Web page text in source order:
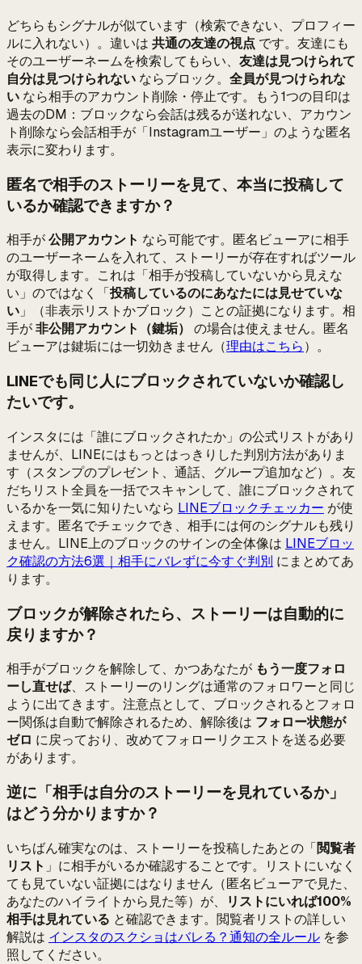
どちらもシグナルが似ています（検索できない、プロフィー
ルに入れない）。違いは 共通の友達の視点 です。友達にも
そのユーザーネームを検索してもらい、 友達は見つけられて
自分は見つけられない ならブロック。 全員が見つけられな
い なら相手のアカウント削除・停止です。もう1つの目印は
過去のDM：ブロックなら会話は残るが送れない、アカウン
ト削除なら会話相手が「Instagramユーザー」のような匿名
表示に変わります。
匿名で相手のストーリーを見て、本当に投稿して
いるか確認できますか？
相手が公開アカウント なら可能です。匿名ビューアに相手
のユーザーネームを入れて、ストーリーが存在すればツール
が取得します。これは「相手が投稿していないから見えな
い」のではなく「投稿しているのにあなたには見せていな
い」（非表示リストかブロック）ことの証拠になります。相
手が非公開アカウント（鍵垢）
の場合は使えません。匿名
ビューアは鍵垢には一切効きません（理由はこちら）。
LINEでも同じ人にブロックされていないか確認し
たいです。
インスタには「誰にブロックされたか」の公式リストがあり
ませんが、LINEにはもっとはっきりした判別方法がありま
す（スタンプのプレゼント、通話、グループ追加など）。友
だちリスト全員を一括でスキャンして、誰にブロックされて
いるかを一気に知りたいなら LINEブロックチェッカー が使
えます。匿名でチェックでき、相手には何のシグナルも残り
ません。LINE上のブロックのサインの全体像は LINEブロッ
ク確認の方法6選｜相手にバレずに今すぐ判別 にまとめてあ
ります。
ブロックが解除されたら、ストーリーは自動的に
戻りますか？
相手がブロックを解除して、かつあなたが もう一度フォロ
ーし直せば、ストーリーのリングは通常のフォロワーと同じ
ように出てきます。注意点として、ブロックされるとフォロ
ー関係は自動で解除されるため、解除後は フォロー状態が
ゼロ に戻っており、改めてフォローリクエストを送る必要
があります。
逆に「相手は自分のストーリーを見れているか」
はどう分かりますか？
いちばん確実なのは、ストーリーを投稿したあとの「閲覧者
リスト 」に相手がいるか確認することです。リストにいなく
ても見ていない証拠にはなりません（匿名ビューアで見た、
あなたのハイライトから見た等）が、
リストにいれば100%
相手は見れている と確認できます。閲覧者リストの詳しい
解説は インスタのスクショはバレる？通知の全ルール を参
照してください。